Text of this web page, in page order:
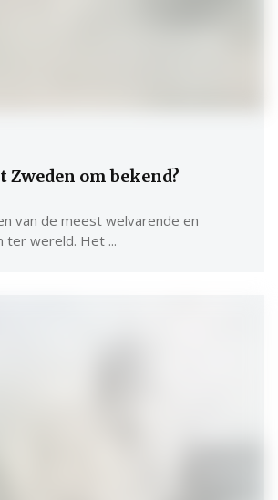
Zweden om bekend?
van de meest welvarende en
ter wereld. Het ...